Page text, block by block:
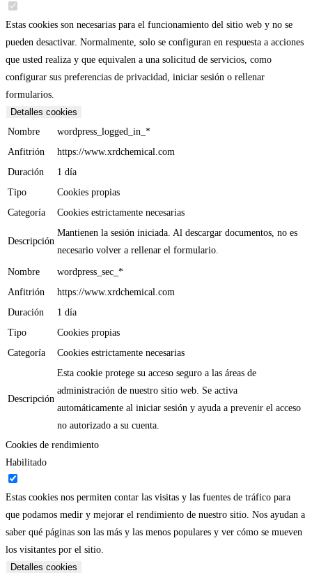
Estas cookies son necesarias para el funcionamiento del sitio web y no se
pueden desactivar. Normalmente, solo se configuran en respuesta a acciones
que usted realiza y que equivalen a una solicitud de servicios, como
configurar sus preferencias de privacidad, iniciar sesión o rellenar
formularios.
Detalles cookies
Nombre
wordpress_logged_in_*
Anfitrión
https://www.xrdchemical.com
Duración
1 día
Tipo
Cookies propias
Categoría
Cookies estrictamente necesarias
Descripción
Mantienen la sesión iniciada. Al descargar documentos, no es
necesario volver a rellenar el formulario.
Nombre
wordpress_sec_*
Anfitrión
https://www.xrdchemical.com
Duración
1 día
Tipo
Cookies propias
Categoría
Cookies estrictamente necesarias
Descripción
Esta cookie protege su acceso seguro a las áreas de
administración de nuestro sitio web. Se activa
automáticamente al iniciar sesión y ayuda a prevenir el acceso
no autorizado a su cuenta.
Cookies de rendimiento
Habilitado
Estas cookies nos permiten contar las visitas y las fuentes de tráfico para
que podamos medir y mejorar el rendimiento de nuestro sitio. Nos ayudan a
saber qué páginas son las más y las menos populares y ver cómo se mueven
los visitantes por el sitio.
Detalles cookies